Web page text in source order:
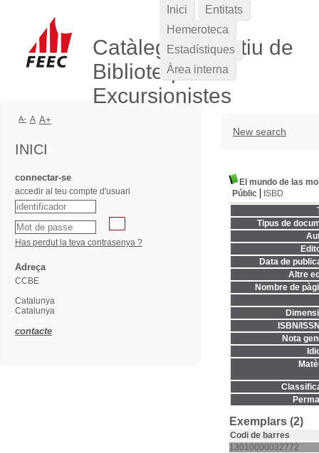
Catàleg Col·lectiu de
Biblioteques
Excursionistes
New search
El mundo de las
Públic
ISBD
Tipus de
Data de
Altre
Nombre de
ISBN/
Nota
Exemplars (2)
Codi de barres
13010000032772
Inici
Entitats
Hemeroteca
Estadístiques
Àrea interna
A- A A+
INICI
connectar-se
accedir al teu compte d'usuari
Has perdut la teva contrasenya ?
Adreça
CCBE
Catalunya
Catalunya
contacte